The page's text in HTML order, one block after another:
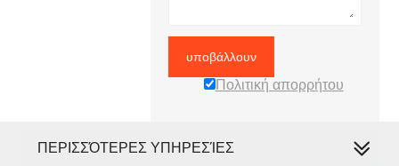
υποβάλλουν
Πολιτική απορρήτου
ΠΕΡΙΣΣΌΤΕΡΕΣ ΥΠΗΡΕΣΊΕΣ